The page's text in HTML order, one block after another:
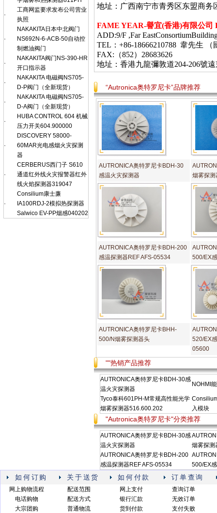
·
工商网监要求发布公司营业
执照
·
NAKAKITA日本中北阀门
NS692N-6-ACB-50自动控
制燃油阀门
·
NAKAKITA阀门NS-390-HR
开口指示器
·
NAKAKITA 电磁阀NS705-
D-P阀门（全新现货）
·
NAKAKITA 电磁阀NS705-
D-A阀门（全新现货）
·
HUBA CONTROL 604 机械
压力开关604.900000
·
DISCOVERY 58000-
60MAR光电感烟火灾探测
器
·
CERBERUS西门子 S610
通道红外线火灾报警器红外
线火焰探测器319047
·
Consilium康士廉
IA100RDJ-2模拟热探测器
Salwico EV-PP烟感040202
地址：广西南宁市青秀区东盟商务
FAME YEAR-譽宜(香港)有限公司
ADD:9/F ,Far
TEL：+86-18666210788 韋先生
FAX:（852）28683626
地址：香港九龍彌敦道204-206號
“Autronica奥特罗尼卡”品牌推荐
AUTRONICA奥特罗尼卡BDH-30
感温火灾探测器
烟雾探测
AUTRONICA奥特罗尼卡BDH-200
感温探测器REF AFS-05534
500/EX
AUTRONICA奥特罗尼卡BHH-
500/N烟雾探测器头
520/EX
05600
""热销产品推荐
AUTRONICA奥特罗尼卡BDH-30感
温火灾探测器
NOHMI
Tyco泰科601PH-M常规高性能光学
烟雾探测器516.600.202
入模块
"Autronica奥特罗尼卡"分类推荐
AUTRONICA奥特罗尼卡BDH-30感
温火灾探测器
烟雾探测
AUTRONICA奥特罗尼卡BDH-200
感温探测器REF AFS-05534
500/EX
如何订购 关于送货 如何付款 订单查询
网上购物流程
电话购物
大宗团购
配送范围
配送方式
普通物流
网上支付
银行汇款
货到付款
查询订单
无效订单
支付失败